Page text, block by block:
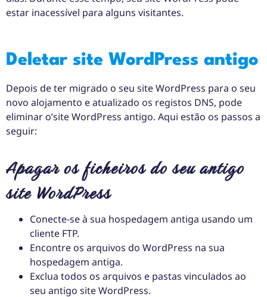
estar inacessível para alguns visitantes.
Deletar site WordPress antigo
Depois de ter migrado o seu site WordPress para o seu
novo alojamento e atualizado os registos DNS, pode
eliminar o’site WordPress antigo. Aqui estão os passos a
seguir:
Apagar os ficheiros do seu antigo
site WordPress
Conecte-se à sua hospedagem antiga usando um
cliente FTP.
Encontre os arquivos do WordPress na sua
hospedagem antiga.
Exclua todos os arquivos e pastas vinculados ao
seu antigo site WordPress.